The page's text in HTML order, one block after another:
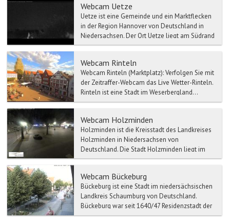
Webcam Uetze
Uetze ist eine Gemeinde und ein Marktflecken
in der Region Hannover von Deutschland in
Niedersachsen. Der Ort Uetze liegt am Südrand
der Lüneburger...
Webcam Rinteln
Webcam Rinteln (Marktplatz): Verfolgen Sie mit
der Zeitraffer-Webcam das Live Wetter-Rinteln.
Rinteln ist eine Stadt im Weserbergland...
Webcam Holzminden
Holzminden ist die Kreisstadt des Landkreises
Holzminden in Niedersachsen von
Deutschland. Die Stadt Holzminden liegt im
oberen Weserbergland am No...
Webcam Bückeburg
Bückeburg ist eine Stadt im niedersächsischen
Landkreis Schaumburg von Deutschland.
Bückeburg war seit 1640/47 Residenzstadt der
Grafschaft Schaumb...